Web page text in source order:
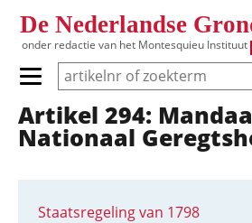
De Nederlandse
onder redactie van het Montesquieu Instituut
Primair menu tonen/verbergen
Hoofdnavigatie
Artikel 294:
Nationaal
Staatsregeling van 1798